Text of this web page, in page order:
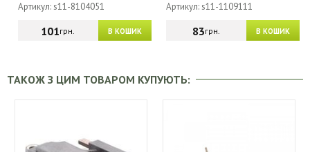
Артикул: s11-8104051
В КОШИК
101грн.
Артикул: s11-1109111
В КОШИК
83грн.
ТАКОЖ З ЦИМ ТОВАРОМ КУПУЮТЬ: